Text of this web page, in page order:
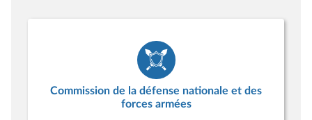
Commission de la défense nationale et des
forces armées